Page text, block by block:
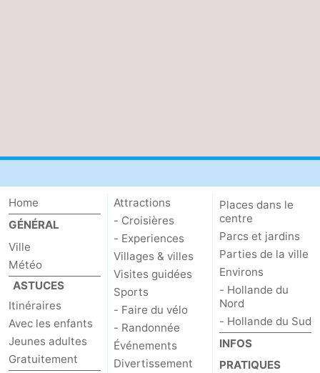
Home
GÉNÉRAL
Ville
Météo
ASTUCES
Itinéraires
Avec les enfants
Jeunes adultes
Gratuitement
Attractions
- Croisières
- Experiences
Villages & villes
Visites guidées
Sports
- Faire du vélo
- Randonnée
Événements
Divertissement
Places dans le
centre
Parcs et jardins
Parties de la ville
Environs
- Hollande du
Nord
- Hollande du Sud
INFOS
PRATIQUES